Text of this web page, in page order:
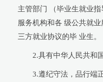
主管部门 （毕业生就业
服务机构和各 级公共就
三方就业协议的毕 业生。
2.具有中华人民共和
3.遵纪守法，品行端